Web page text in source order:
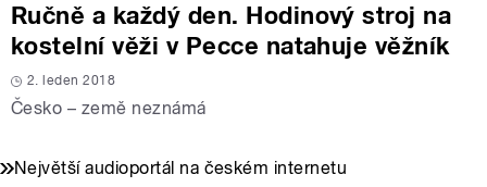
Ručně a každý den. Hodinový stroj na
kostelní věži v Pecce natahuje věžník
2. leden 2018
Česko – země neznámá
Největší audioportál na českém internetu